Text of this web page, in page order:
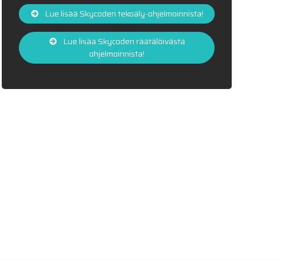
Lue lisää Skycoden tekoäly-ohjelmoinnista!
Lue lisää Skycoden räätälöivästä
ohjelmoinnista!